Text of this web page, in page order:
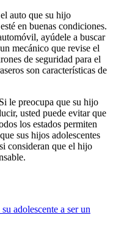
auto que su hijo
en buenas condiciones.
ayúdele a buscar
mecánico que revise el
de seguridad para el
son características de
le preocupa que su hijo
usted puede evitar que
los estados permiten
sus hijos adolescentes
consideran que el hijo
adolescente a ser un